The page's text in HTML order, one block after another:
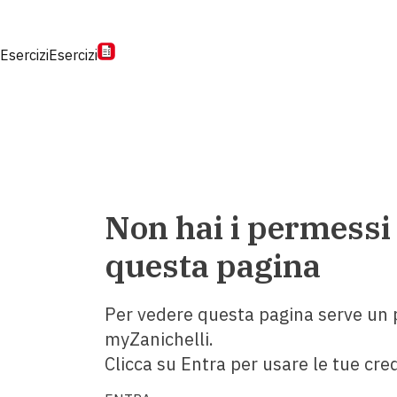
EserciziEsercizi
Non hai i
questa pagina
Per vedere questa pagina serve un
myZanichelli.
Clicca su Entra per usare le tue